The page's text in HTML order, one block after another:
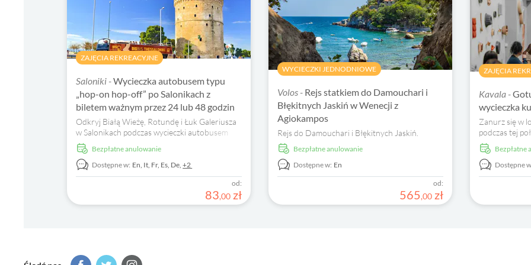
ZAJĘCIA REKREACYJNE
Saloniki -Wycieczka autobusem typu
„hop-on hop-off” po Salonikach z
biletem ważnym przez 24 lub 48 godzin
Odkryj Białą Wieżę, Rotundę i Łuk Galeriusza
w Salonikach podczas wycieczki autobusem
typu „hop-on hop-off”, podziwiając
panoramiczne widoki i słuchając
wielojęzycznego komentarza.
Bezpłatne anulowanie
Dostępne w: En, It, Fr, Es, De,+2
od:
83,00 zł
WYCIECZKI JEDNODNIOWE
Volos - Rejs statkiem do Damouchari i
Błękitnych Jaskiń w Wenecji z
Agiokampos
Rejs do Damouchari i Błękitnych Jaskiń.
Bezpłatne anulowanie
Dostępne w: En
od:
565,00 zł
ZAJĘCIA
Kavala -
wycieczka
Zanurz się w
podczas tej
warsztatów
Dostępne